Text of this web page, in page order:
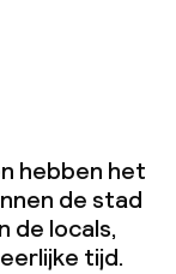
hebben het
de stad
de locals,
tijd.